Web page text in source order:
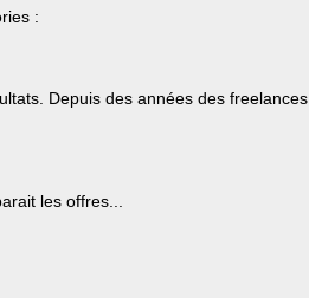
:
Depuis des années des freelances
les offres...